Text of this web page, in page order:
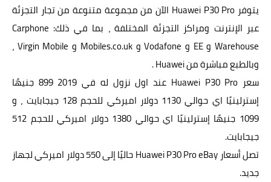
يتوفر Huawei P30 Pro الآن من مجموعة متنوعة من تجار التجزئة
عبر الإنترنت ومراكز التجزئة المختلفة ، بما في ذلك: Carphone
Warehouse و EE و Vodafone و Mobiles.co.uk و Virgin Mobile ،
وبالطبع مباشرة من Huawei .
سعر Huawei P30 Pro عند اول نزول له في 2019 899 جنيهًا
إسترلينيًا اي حوالي 1130 دولار اميركي للحجم 128 جيجابايت ، و
1099 جنيهًا إسترلينيًا اي حوالي 1380 دولار اميركي للحجم 512
جيجابايت.
تصل أسعار Huawei P30 Pro eBay حاليًا إلى 550 دولار اميركي لجهاز
جديد.